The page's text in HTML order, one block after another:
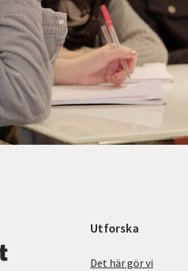
Utforska
Det här gör vi